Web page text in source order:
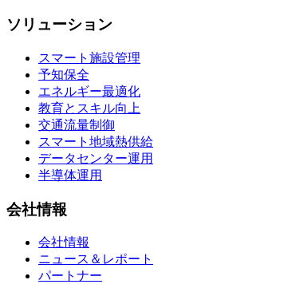
ソリューション
スマート施設管理
予知保全
エネルギー最適化
教育とスキル向上
交通流量制御
スマート地域熱供給
データセンター運用
半導体運用
会社情報
会社情報
ニュース＆レポート
パートナー